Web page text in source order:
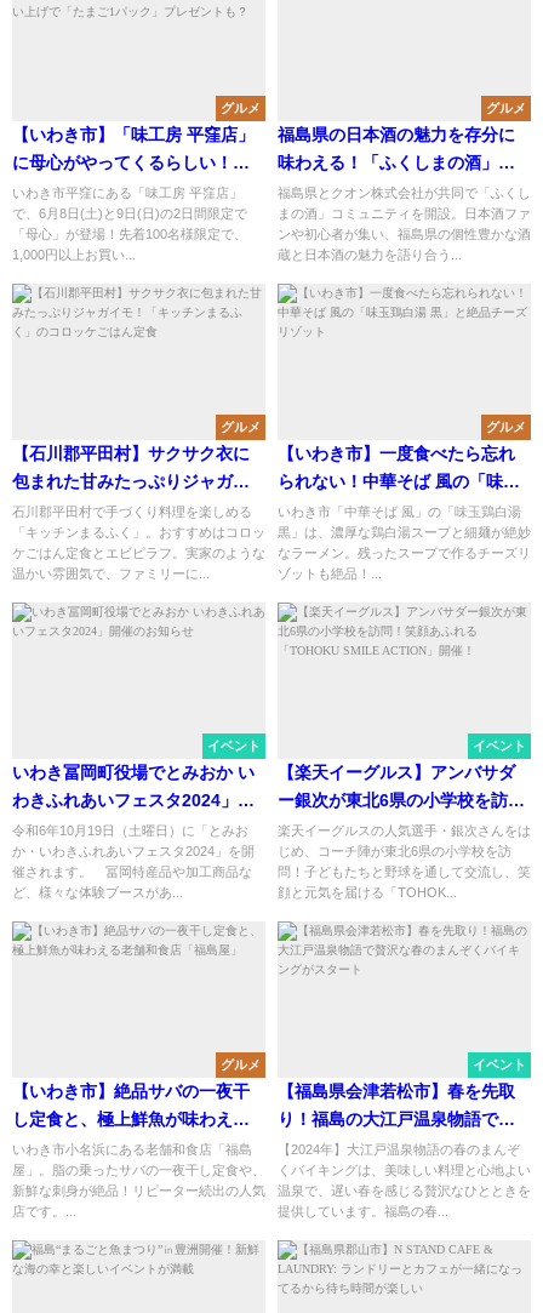
グルメ
【いわき市】「味工房 平窪店」
に母心がやってくるらしい！先
着100名様1,000円以上お買い上
げで「たまご1パック」プレゼン
トも？
いわき市平窪にある「味工房 平窪店」
で、6月8日(土)と9日(日)の2日間限定で
「母心」が登場！先着100名様限定で、
1,000円以上お買い...
グルメ
福島県の日本酒の魅力を存分に
味わえる！「ふくしまの酒」コ
ミュニティがオープン！
福島県とクオン株式会社が共同で「ふくし
まの酒」コミュニティを開設。日本酒ファ
ンや初心者が集い、福島県の個性豊かな酒
蔵と日本酒の魅力を語り合う...
グルメ
【石川郡平田村】サクサク衣に
包まれた甘みたっぷりジャガイ
モ！「キッチンまるふく」のコ
ロッケごはん定食
石川郡平田村で手づくり料理を楽しめる
「キッチンまるふく」。おすすめはコロッ
ケごはん定食とエビピラフ。実家のような
温かい雰囲気で、ファミリーに...
グルメ
【いわき市】一度食べたら忘れ
られない！中華そば 風の「味玉
鶏白湯 黒」と絶品チーズリゾッ
ト
いわき市「中華そば 風」の「味玉鶏白湯
黒」は、濃厚な鶏白湯スープと細麺が絶妙
なラーメン。残ったスープで作るチーズリ
ゾットも絶品！...
イベント
いわき冨岡町役場でとみおか い
わきふれあいフェスタ2024」開
催のお知らせ
令和6年10月19日（土曜日）に「とみお
か・いわきふれあいフェスタ2024」を開
催されます。 冨岡特産品や加工商品な
ど、様々な体験ブースがあ...
イベント
【楽天イーグルス】アンバサダ
ー銀次が東北6県の小学校を訪
問！笑顔あふれる「TOHOKU
SMILE ACTION」開催！
楽天イーグルスの人気選手・銀次さんをは
じめ、コーチ陣が東北6県の小学校を訪
問！子どもたちと野球を通して交流し、笑
顔と元気を届ける「TOHOK...
グルメ
【いわき市】絶品サバの一夜干
し定食と、極上鮮魚が味わえる
老舗和食店「福島屋」
いわき市小名浜にある老舗和食店「福島
屋」。脂の乗ったサバの一夜干し定食や、
新鮮な刺身が絶品！リピーター続出の人気
店です。...
イベント
【福島県会津若松市】春を先取
り！福島の大江戸温泉物語で贅
沢な春のまんぞくバイキングが
スタート
【2024年】大江戸温泉物語の春のまんぞ
くバイキングは、美味しい料理と心地よい
温泉で、遅い春を感じる贅沢なひとときを
提供しています。福島の春...